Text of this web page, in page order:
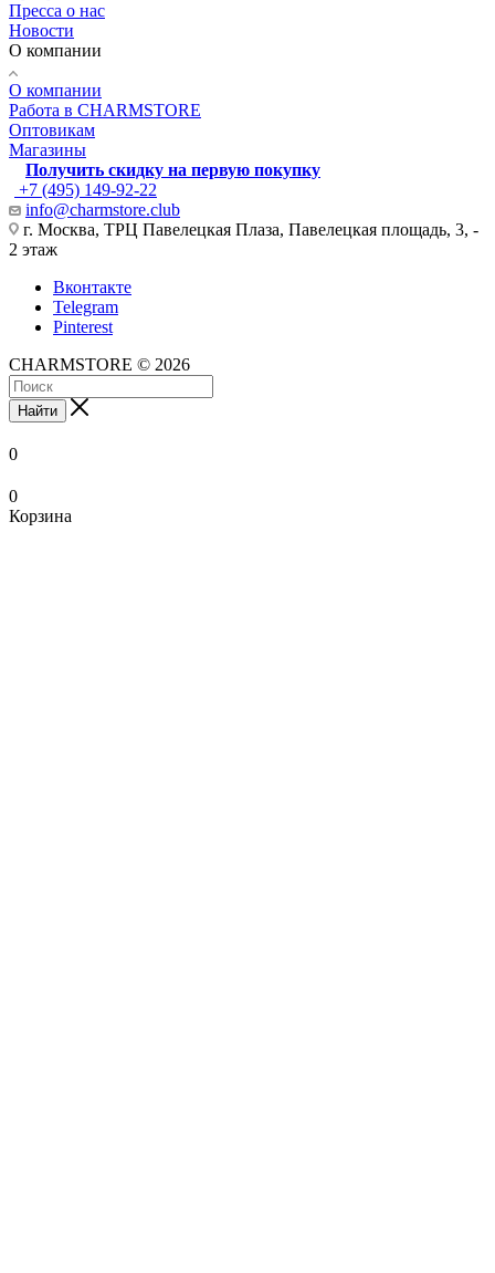
Пресса о нас
Новости
О компании
О компании
Работа в CHARMSTORE
Оптовикам
Магазины
Получить скидку на первую покупку
+7 (495) 149-92-22
info@charmstore.club
г. Москва, ТРЦ Павелецкая Плаза, Павелецкая площадь, 3, -
2 этаж
Вконтакте
Telegram
Pinterest
CHARMSTORE © 2026
Найти
0
0
Корзина